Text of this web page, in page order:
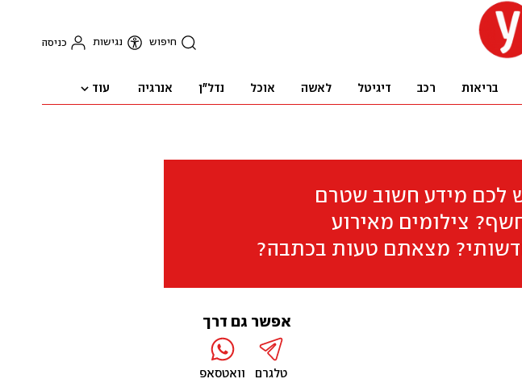
חיפוש נגישות כניסה
בריאות רכב דיגיטל לאשה אוכל נדל"ן אנרגיה עוד
לכם מידע חשוב שטרם
צילומים מאירוע
מצאתם טעות בכתבה?
אפשר גם דרך
טלגרם וואטסאפ